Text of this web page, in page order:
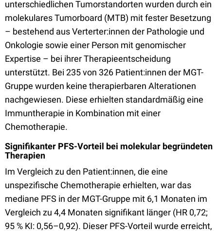
unterschiedlichen Tumorstandorten wurden durch ein
molekulares Tumorboard (MTB) mit fester Besetzung
– bestehend aus Verterter:innen der Pathologie und
Onkologie sowie einer Person mit genomischer
Expertise – bei ihrer Therapieentscheidung
unterstützt. Bei 235 von 326 Patient:innen der MGT-
Gruppe wurden keine therapierbaren Alterationen
nachgewiesen. Diese erhielten standardmäßig eine
Immuntherapie in Kombination mit einer
Chemotherapie.
Signifikanter PFS-Vorteil bei molekular begründeten
Therapien
Im Vergleich zu den Patient:innen, die eine
unspezifische Chemotherapie erhielten, war das
mediane PFS in der MGT-Gruppe mit 6,1 Monaten im
Vergleich zu 4,4 Monaten signifikant länger (HR 0,72;
95 % KI: 0,56–0,92). Dieser PFS-Vorteil wurde erreicht,